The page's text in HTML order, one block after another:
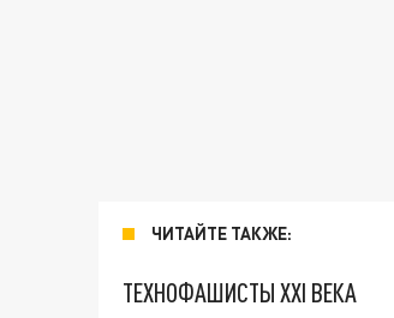
ЧИТАЙТЕ ТАКЖЕ:
ТЕХНОФАШИСТЫ XXI ВЕКА